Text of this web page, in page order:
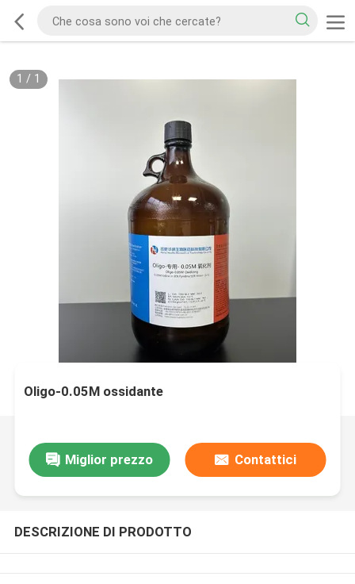
1 / 1
Oligo-0.05M ossidante
Miglior prezzo Contattici
DESCRIZIONE DI PRODOTTO